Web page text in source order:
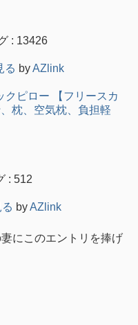
: 13426
る byAZlink
クピロー 【フリースカ
枕、空気枕、負担軽
: 512
byAZlink
にこのエントリを捧げ